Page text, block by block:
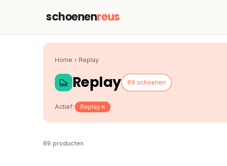
schoenenreus
Home › Replay
Replay 89 schoenen
Actief: Replay
89 producten